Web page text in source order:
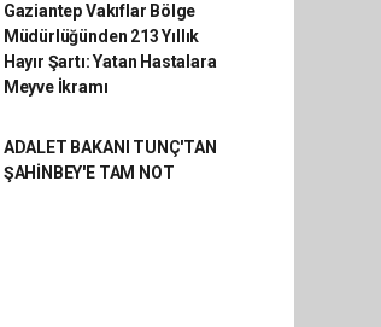
Gaziantep Vakıflar Bölge
Müdürlüğünden 213 Yıllık
Hayır Şartı: Yatan Hastalara
Meyve İkramı
ADALET BAKANI TUNÇ'TAN
ŞAHİNBEY'E TAM NOT